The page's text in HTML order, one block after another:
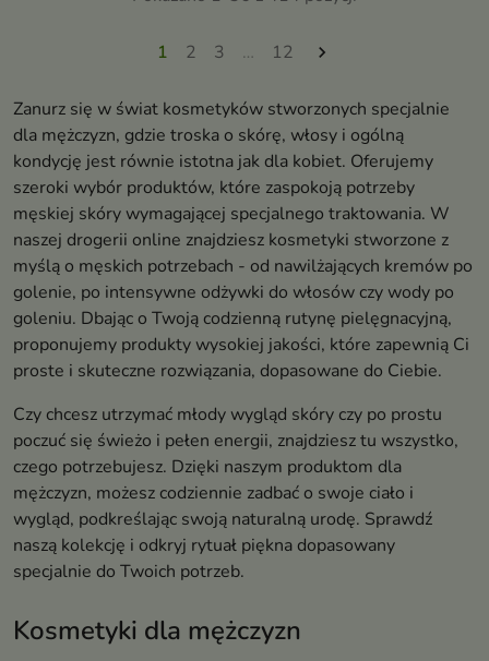
Kosmetyki dla mężczyzn
1 2 3 … 12 
Zanurz się w świat kosmetyków stworzonych specjalnie
dla mężczyzn, gdzie troska o skórę, włosy i ogólną
kondycję jest równie istotna jak dla kobiet. Oferujemy
szeroki wybór produktów, które zaspokoją potrzeby
męskiej skóry wymagającej specjalnego traktowania. W
naszej drogerii online znajdziesz kosmetyki stworzone z
myślą o męskich potrzebach - od nawilżających kremów po
golenie, po intensywne odżywki do włosów czy wody po
goleniu. Dbając o Twoją codzienną rutynę pielęgnacyjną,
proponujemy produkty wysokiej jakości, które zapewnią Ci
proste i skuteczne rozwiązania, dopasowane do Ciebie.
Czy chcesz utrzymać młody wygląd skóry czy po prostu
poczuć się świeżo i pełen energii, znajdziesz tu wszystko,
czego potrzebujesz. Dzięki naszym produktom dla
mężczyzn, możesz codziennie zadbać o swoje ciało i
wygląd, podkreślając swoją naturalną urodę. Sprawdź
naszą kolekcję i odkryj rytuał piękna dopasowany
specjalnie do Twoich potrzeb.